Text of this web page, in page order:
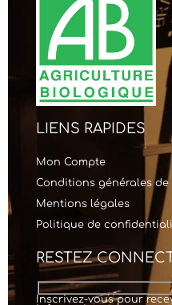
LIENS RAPIDES
Mon Compte
Conditions générales de
Mentions légales
Politique de
RESTEZ
Inscrivez-vous pour